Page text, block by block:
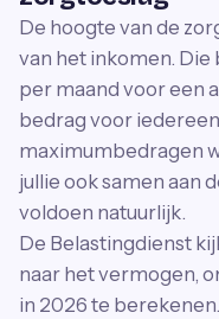
De hoogte van de
van het inkomen.
per maand voor een
bedrag voor
maximumbedragen
jullie ook samen aan
voldoen natuurlijk.
De Belastingdienst
naar het vermogen,
in 2026 te